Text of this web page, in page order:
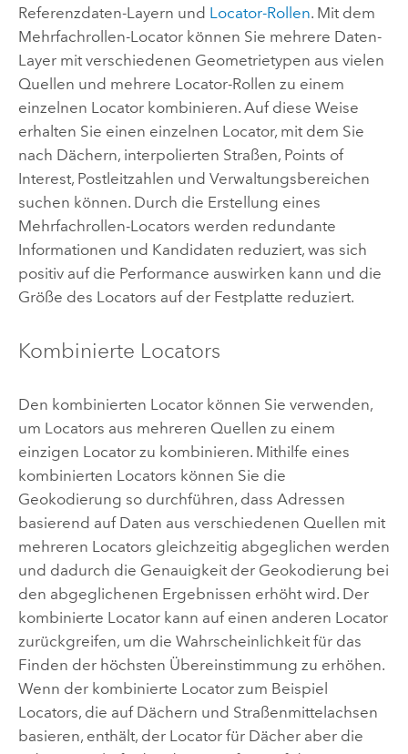
Referenzdaten-Layern und Locator-Rollen. Mit dem
Mehrfachrollen-Locator können Sie mehrere Daten-
Layer mit verschiedenen Geometrietypen aus vielen
Quellen und mehrere Locator-Rollen zu einem
einzelnen Locator kombinieren. Auf diese Weise
erhalten Sie einen einzelnen Locator, mit dem Sie
nach Dächern, interpolierten Straßen, Points of
Interest, Postleitzahlen und Verwaltungsbereichen
suchen können. Durch die Erstellung eines
Mehrfachrollen-Locators werden redundante
Informationen und Kandidaten reduziert, was sich
positiv auf die Performance auswirken kann und die
Größe des Locators auf der Festplatte reduziert.
Kombinierte Locators
Den kombinierten Locator können Sie verwenden,
um Locators aus mehreren Quellen zu einem
einzigen Locator zu kombinieren. Mithilfe eines
kombinierten Locators können Sie die
Geokodierung so durchführen, dass Adressen
basierend auf Daten aus verschiedenen Quellen mit
mehreren Locators gleichzeitig abgeglichen werden
und dadurch die Genauigkeit der Geokodierung bei
den abgeglichenen Ergebnissen erhöht wird. Der
kombinierte Locator kann auf einen anderen Locator
zurückgreifen, um die Wahrscheinlichkeit für das
Finden der höchsten Übereinstimmung zu erhöhen.
Wenn der kombinierte Locator zum Beispiel
Locators, die auf Dächern und Straßenmittelachsen
basieren, enthält, der Locator für Dächer aber die